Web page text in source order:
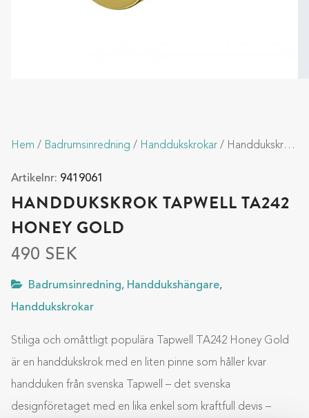
Hem / Badrumsinredning / Handdukskrokar / Handdukskrok Tapwell TA242 Honey Gold
Artikelnr: 9419061
HANDDUKSKROK TAPWELL TA242
HONEY GOLD
490 SEK
Badrumsinredning, Handdukshängare,
Handdukskrokar
Stiliga och omåttligt populära Tapwell TA242 Honey Gold
är en handdukskrok med en liten pinne som håller kvar
handduken från svenska Tapwell – det svenska
designföretaget med en lika enkel som kraftfull devis –